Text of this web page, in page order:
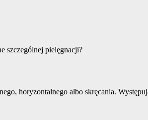
szczególnej pielęgnacji?
horyzontalnego albo skręcania.